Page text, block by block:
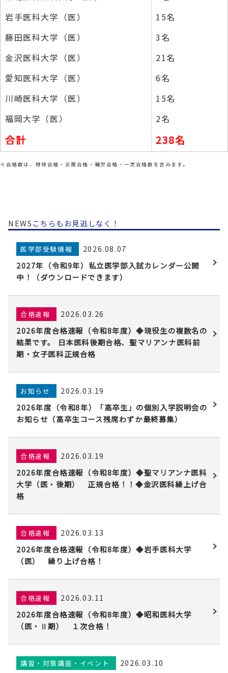
岩手医科大学（医）
15名
藤田医科大学（医）
3名
金沢医科大学（医）
21名
愛知医科大学（医）
6名
川崎医科大学（医）
15名
福岡大学（医）
2名
合計 238名
※合格数は、特待合格・正規合格・補欠合格・一次合格数を含みます。
NEWSこちらもお見逃しなく！
医学部受験情報
2026.08.07
2027年（令和9年）私立医学部入試カレンダー公開
中！（ダウンロードできます）
合格速報
2026.03.26
2026年度合格速報（令和8年度）◆現役生の複数名の
結果です。 日本医科後期合格、聖マリアンナ医科前
期・女子医科正規合格
お知らせ
2026.03.19
2026年度（令和8年）「高卒生」の個別入学説明会の
お知らせ（高卒生コース残席わずか最終募集）
合格速報
2026.03.19
2026年度合格速報（令和8年度）◆聖マリアンナ医科
大学（医・後期） 正規合格！！◆金沢医科繰上げ合
格
合格速報
2026.03.13
2026年度合格速報（令和8年度）◆岩手医科大学
（医） 繰り上げ合格！
合格速報
2026.03.11
2026年度合格速報（令和8年度）◆昭和医科大学
（医・Ⅱ期） １次合格！
講習・対策講座・イベント
2026.03.10